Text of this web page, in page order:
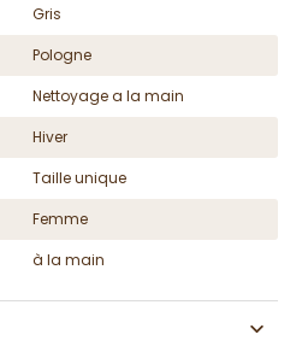
Gris
Pologne
Nettoyage a la main
Hiver
Taille unique
Femme
à la main